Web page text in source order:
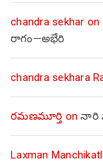
chandra sekhar on
రాగం—అభేరి
chandra sekhara
రమణమూర్తి onనారి
Laxman